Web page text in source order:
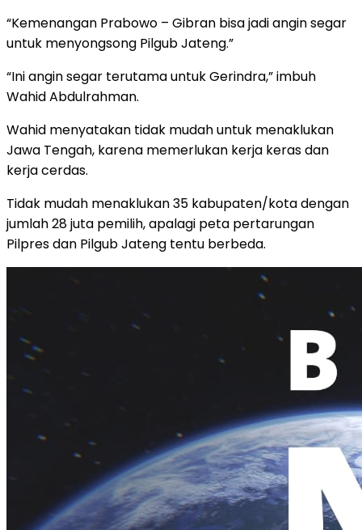
“Kemenangan Prabowo – Gibran bisa jadi angin segar
untuk menyongsong Pilgub Jateng.”
“Ini angin segar terutama untuk Gerindra,” imbuh
Wahid Abdulrahman.
Wahid menyatakan tidak mudah untuk menaklukan
Jawa Tengah, karena memerlukan kerja keras dan
kerja cerdas.
Tidak mudah menaklukan 35 kabupaten/kota dengan
jumlah 28 juta pemilih, apalagi peta pertarungan
Pilpres dan Pilgub Jateng tentu berbeda.